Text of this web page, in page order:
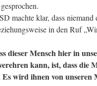
machte klar, dass niemand
in den Ruf
dieser Mensch hier in
kann, ist, dass die
wird ihnen von unseren